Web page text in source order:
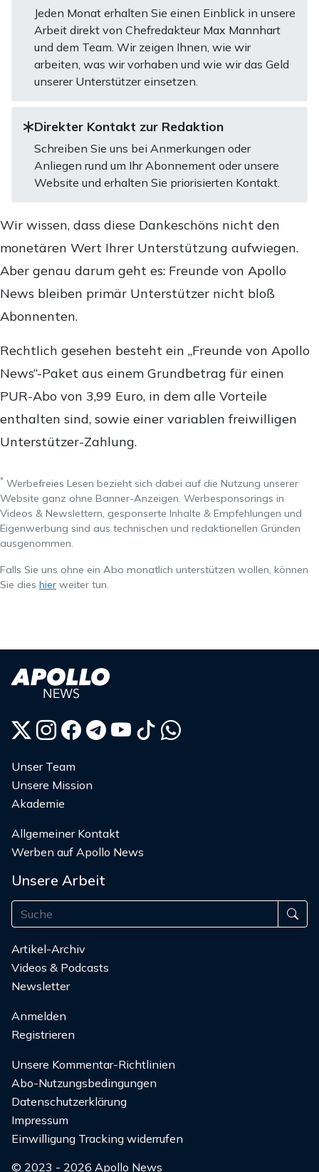
Jeden Monat erhalten Sie einen Einblick in unsere
Arbeit direkt von Chefredakteur Max Mannhart
und dem Team. Wir zeigen Ihnen, wie wir
arbeiten, was wir vorhaben und wie wir das Geld
unserer Unterstützer einsetzen.
Direkter Kontakt zur Redaktion
Schreiben Sie uns bei Anmerkungen oder
Anliegen rund um Ihr Abonnement oder unsere
Website und erhalten Sie priorisierten Kontakt.
Wir wissen, dass diese Dankeschöns nicht den
monetären Wert Ihrer Unterstützung aufwiegen.
Aber genau darum geht es: Freunde von Apollo
News bleiben primär Unterstützer nicht bloß
Abonnenten.
Rechtlich gesehen besteht ein „Freunde von Apollo
News“-Paket aus einem Grundbetrag für einen
PUR-Abo von 3,99 Euro, in dem alle Vorteile
enthalten sind, sowie einer variablen freiwilligen
Unterstützer-Zahlung.
* Werbefreies Lesen bezieht sich dabei auf die Nutzung unserer
Website ganz ohne Banner-Anzeigen. Werbesponsorings in
Videos & Newslettern, gesponserte Inhalte & Empfehlungen und
Eigenwerbung sind aus technischen und redaktionellen Gründen
ausgenommen.
Falls Sie uns ohne ein Abo monatlich unterstützen wollen, können
Sie dies hier weiter tun.
Unser Team
Unsere Mission
Akademie
Allgemeiner Kontakt
Werben auf Apollo News
Unsere Arbeit
Artikel-Archiv
Videos & Podcasts
Newsletter
Anmelden
Registrieren
Unsere Kommentar-Richtlinien
Abo-Nutzungsbedingungen
Datenschutzerklärung
Impressum
Einwilligung Tracking widerrufen
© 2023 - 2026 Apollo News